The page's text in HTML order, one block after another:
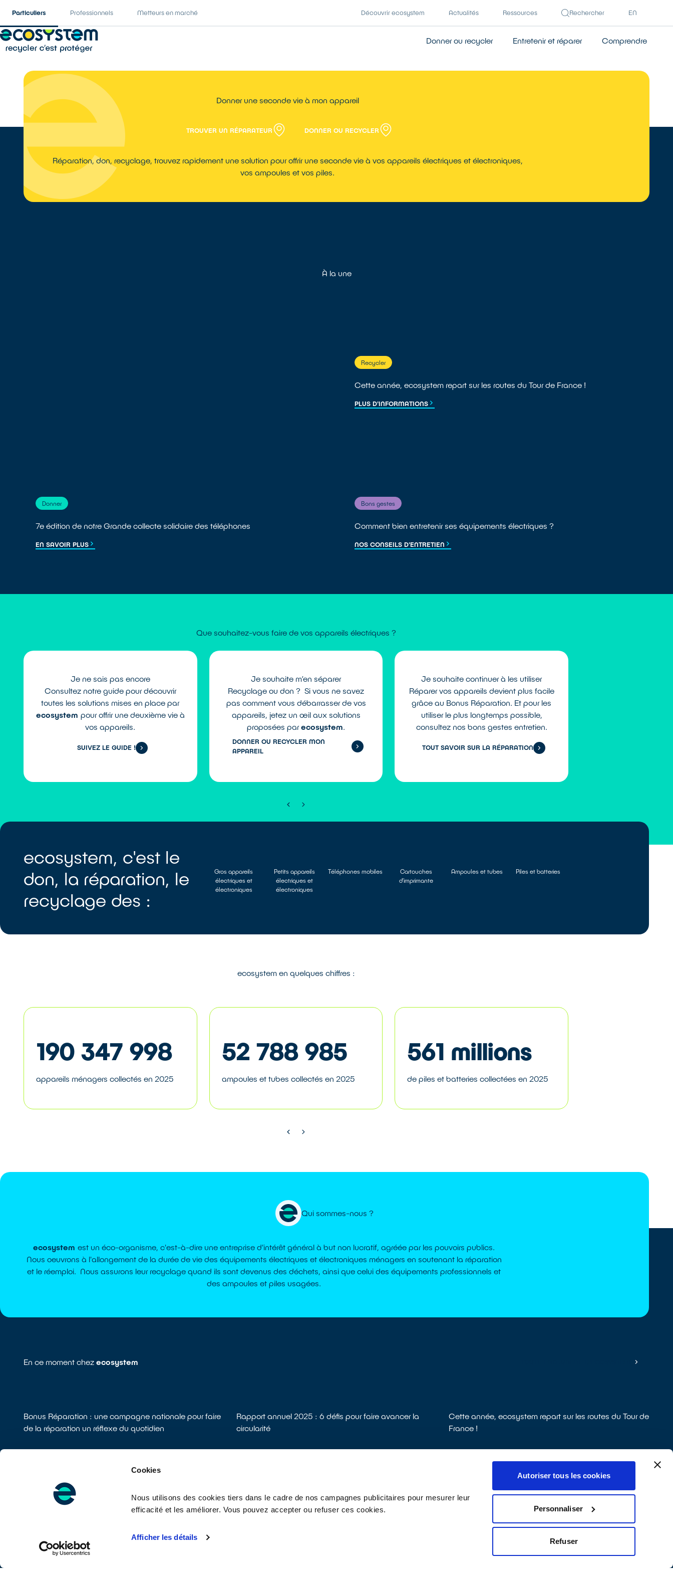
Cookies
Nous utilisons des cookies tiers dans le cadre de nos campagnes publicitaires pour mesurer leur
efficacité et les améliorer. Vous pouvez accepter ou refuser ces cookies.
Afficher les détails
Autoriser tous les cookies
Personnaliser
Refuser
Particuliers Professionnels Metteurs en marché Découvrir ecosystem Actualités Ressources Rechercher EN
Donner ou recycler Entretenir et réparer Comprendre
Donner une seconde vie à mon appareil
TROUVER UN RÉPARATEUR DONNER OU RECYCLER
Réparation, don, recyclage, trouvez rapidement une solution pour offrir une seconde vie à vos appareils électriques et électroniques,
vos ampoules et vos piles.
À la une
Donner
7e édition de notre Grande collecte solidaire des téléphones
EN SAVOIR PLUS
Recycler
Cette année, ecosystem repart sur les routes du Tour de France !
PLUS D'INFORMATIONS
Bons gestes
Comment bien entretenir ses équipements électriques ?
NOS CONSEILS D'ENTRETIEN
Que souhaitez-vous faire de vos appareils électriques ?
Je ne sais pas encore
Consultez notre guide pour découvrir
toutes les solutions mises en place par
ecosystem pour offrir une deuxième vie à
vos appareils.
SUIVEZ LE GUIDE !
Je souhaite m’en séparer
Recyclage ou don ? Si vous ne savez
pas comment vous débarrasser de vos
appareils, jetez un œil aux solutions
proposées parecosystem.
DONNER OU RECYCLER MON
APPAREIL
Je souhaite continuer à les utiliser
Réparer vos appareils devient plus facile
grâce au Bonus Réparation. Et pour les
utiliser le plus longtemps possible,
consultez nos bons gestes entretien.
TOUT SAVOIR SUR LA RÉPARATION
ecosystem, c'est le
don, la réparation, le
recyclage des :
Gros appareils
électriques et
électroniques
Petits appareils
électriques et
électroniques
Téléphones mobiles
Cartouches
d’imprimante
Ampoules et tubes Piles et batteries
ecosystem en quelques chiffres :
190 347 998
appareils ménagers collectés en 2025
52 788 985
ampoules et tubes collectés en 2025
561 millions
de piles et batteries collectées en 2025
Qui sommes-nous ?
ecosystemest un éco-organisme, c'est-à-dire une entreprise d'intérêt général à but non lucratif, agréée par les pouvoirs publics.
Nous oeuvrons à l'allongement de la durée de vie des équipements électriques et électroniques ménagers en soutenant la réparation
et le réemploi. Nous assurons leur recyclage quand ils sont devenus des déchets, ainsi que celui des équipements professionnels et
des ampoules et piles usagées.
En ce moment chezecosystem
Bonus Réparation : une campagne nationale pour faire
de la réparation un réflexe du quotidien
Rapport annuel 2025 : 6 défis pour faire avancer la
circularité
Cette année, ecosystem repart sur les routes du Tour de
France !
Suivez-nous
Points de collecteQue deviennent vos appareils ?
©2026 ecosystem